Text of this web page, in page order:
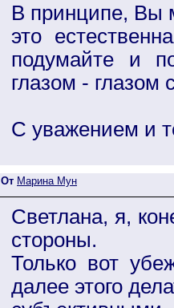
В принципе, Вы
это
подумайте и
глазом - глазом
С уважением и
От Марина Мун
Светлана, я,
стороны.
Только вот
далее этого